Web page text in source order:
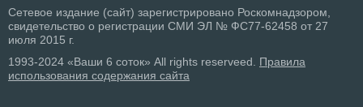
Сетевое издание (сайт) зарегистрировано Роскомнадзором,
свидетельство о регистрации СМИ ЭЛ № ФС77-62458 от 27
июля 2015 г.
1993-2024 «Ваши 6 соток» All rights reserveed. Правила
использования содержания сайта